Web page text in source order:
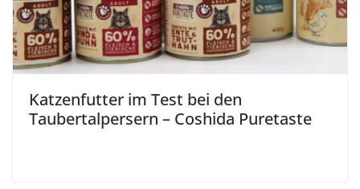
Katzenfutter im Test bei den
Taubertalpersern – Coshida Puretaste